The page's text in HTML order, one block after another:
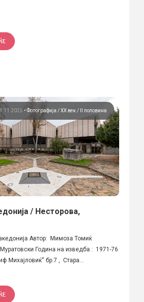
• Фотографија ХХ век / II половина
/ Несторова,
Автор: Мимоза Томиќ
Година на изведба : 1971-76
Михајловиќ'' бр.7 , Стара...